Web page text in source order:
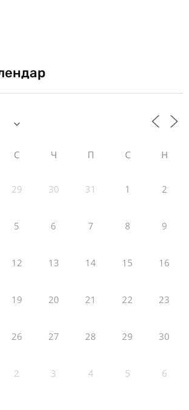
С Ч П С Н
29 30 31 1 2
5 6 7 8 9
12 13 14 15 16
19 20 21 22 23
26 27 28 29 30
2 3 4 5 6